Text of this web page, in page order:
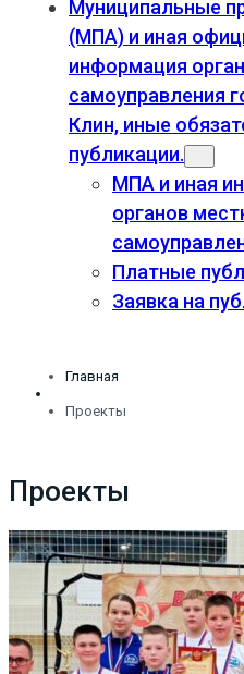
Муниципальные
(МПА) и иная
информация
самоуправления
Клин, иные
публикации.
МПА и иная
органов
Платные
Заявка на
Главная
Проекты
Проекты